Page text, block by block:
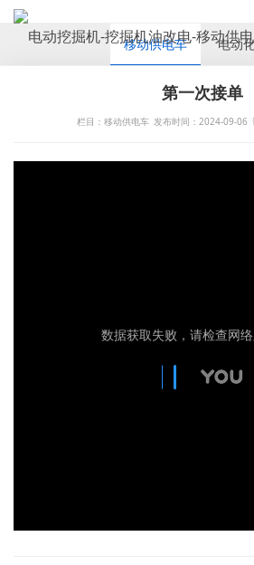
CASES
移动供电车 电动
第一次接单
栏目：移动供电车 发布时间：2024-09-06